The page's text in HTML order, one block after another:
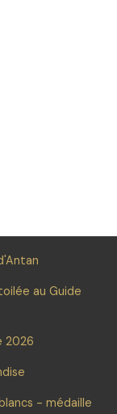
au Guide
2026
- médaille